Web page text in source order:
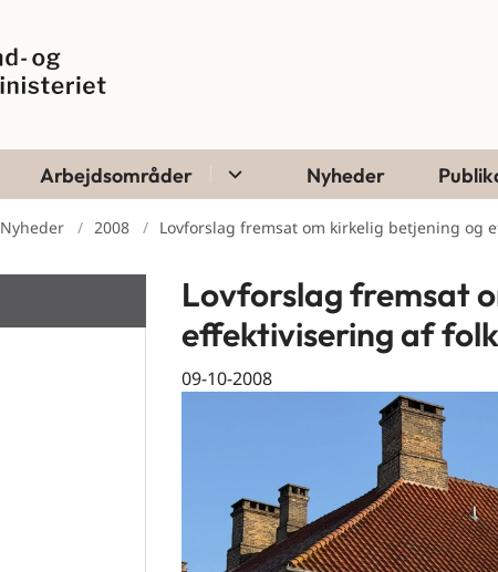
Arbejdsområder Nyheder
Nyheder 2008 Lovforslag fremsat om kirkelig betjening og
Lovforslag fremsat
effektivisering af
09-10-2008